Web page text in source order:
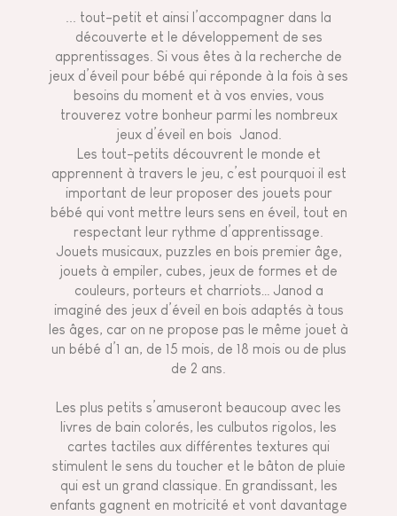
... tout-petit et ainsi l’accompagner dans la
découverte et le développement de ses
apprentissages. Si vous êtes à la recherche de
jeux d’éveil pour bébé qui réponde à la fois à ses
besoins du moment et à vos envies, vous
trouverez votre bonheur parmi les nombreux
jeux d’éveil en bois Janod.
Les tout-petits découvrent le monde et
apprennent à travers le jeu, c’est pourquoi il est
important de leur proposer des jouets pour
bébé qui vont mettre leurs sens en éveil, tout en
respectant leur rythme d’apprentissage.
Jouets musicaux, puzzles en bois premier âge,
jouets à empiler, cubes, jeux de formes et de
couleurs, porteurs et charriots… Janod a
imaginé des jeux d’éveil en bois adaptés à tous
les âges, car on ne propose pas le même jouet à
un bébé d’1 an, de 15 mois, de 18 mois ou de plus
de 2 ans.
Les plus petits s’amuseront beaucoup avec les
livres de bain colorés, les culbutos rigolos, les
cartes tactiles aux différentes textures qui
stimulent le sens du toucher et le bâton de pluie
qui est un grand classique. En grandissant, les
enfants gagnent en motricité et vont davantage